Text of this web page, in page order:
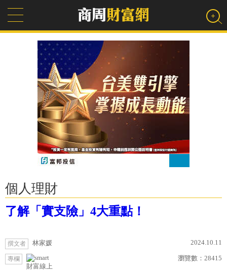
個人理財
了解「實支險」4大重點！
撰文者 林家媛 2024.10.11
專欄
財富線上
瀏覽數： 28415